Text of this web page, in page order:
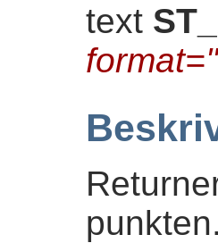
text
format=''
punkten.